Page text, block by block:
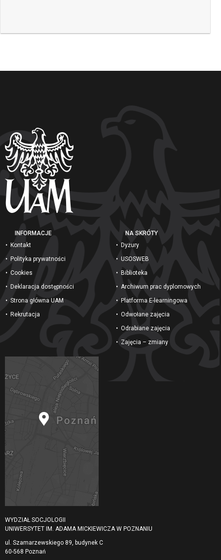
INFORMACJE
Kontakt
Polityka prywatności
Cookies
Deklaracja dostępności
Strona główna UAM
Rekrutacja
NA SKRÓTY
Dyżury
USOSWEB
Biblioteka
Archiwum prac dyplomowych
Platforma E-learningowa
Odwołane zajęcia
Odrabiane zajęcia
Zajęcia – zmiany
WYDZIAŁ SOCJOLOGII
UNIWERSYTET IM. ADAMA MICKIEWICZA W POZNANIU
ul. Szamarzewskiego 89, budynek C
60-568 Poznań